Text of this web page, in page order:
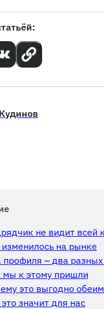
не видит всей
изменилось на рынке
– два разных
мы к этому пришли
это выгодно
значит для нас